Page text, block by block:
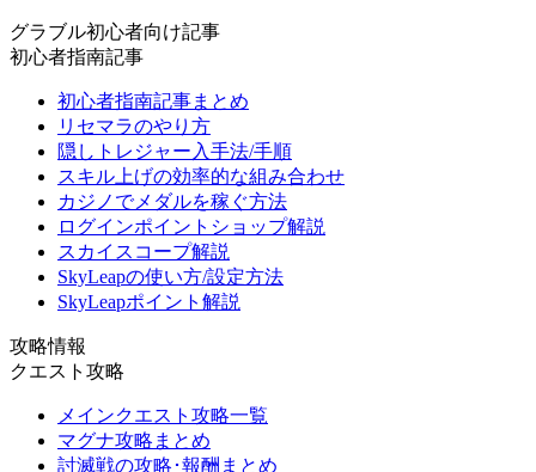
グラブル初心者向け記事
初心者指南記事
初心者指南記事まとめ
リセマラのやり方
隠しトレジャー入手法/手順
スキル上げの効率的な組み合わせ
カジノでメダルを稼ぐ方法
ログインポイントショップ解説
スカイスコープ解説
SkyLeapの使い方/設定方法
SkyLeapポイント解説
攻略情報
クエスト攻略
メインクエスト攻略一覧
マグナ攻略まとめ
討滅戦の攻略･報酬まとめ